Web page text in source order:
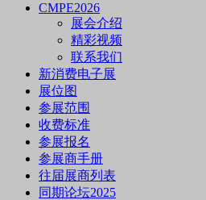
CMPE2026
展会介绍
精彩视频
联系我们
新消费电子展
展位图
参展范围
收费标准
参展报名
参展商手册
往届展商列表
同期论坛2025